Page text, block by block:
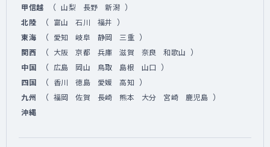
甲信越 （ 山梨 長野 新潟 ）
北陸 （ 富山 石川 福井 ）
東海 （ 愛知 岐阜 静岡 三重 ）
関西 （ 大阪 京都 兵庫 滋賀 奈良 和歌山 ）
中国 （ 広島 岡山 鳥取 島根 山口 ）
四国 （ 香川 徳島 愛媛 高知 ）
九州 （ 福岡 佐賀 長崎 熊本 大分 宮崎 鹿児島 ）
沖縄